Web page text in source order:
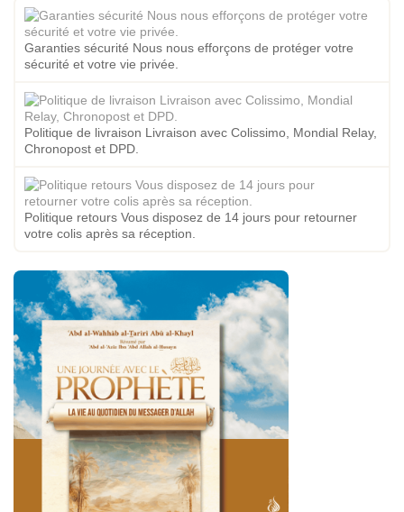
Garanties sécurité Nous nous efforçons de protéger votre
sécurité et votre vie privée.
Politique de livraison Livraison avec Colissimo, Mondial Relay,
Chronopost et DPD.
Politique retours Vous disposez de 14 jours pour retourner
votre colis après sa réception.